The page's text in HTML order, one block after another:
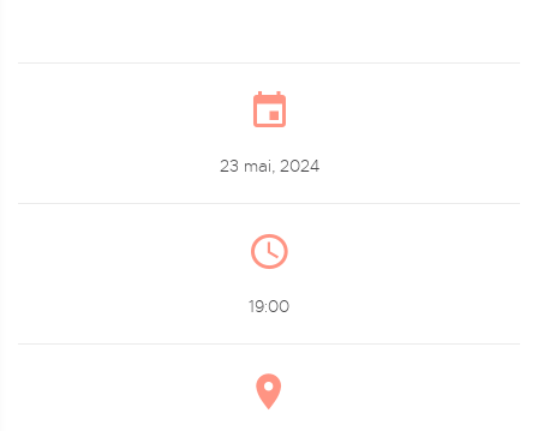
23 mai, 2024
19:00